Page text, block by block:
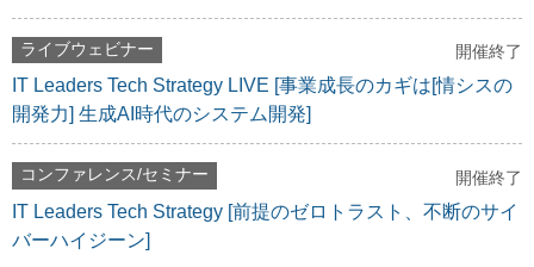
ライブウェビナー 開催終了
IT Leaders Tech Strategy LIVE [事業成長のカギは[情シスの
開発力] 生成AI時代のシステム開発]
コンファレンス/セミナー 開催終了
IT Leaders Tech Strategy [前提のゼロトラスト、不断のサイ
バーハイジーン]